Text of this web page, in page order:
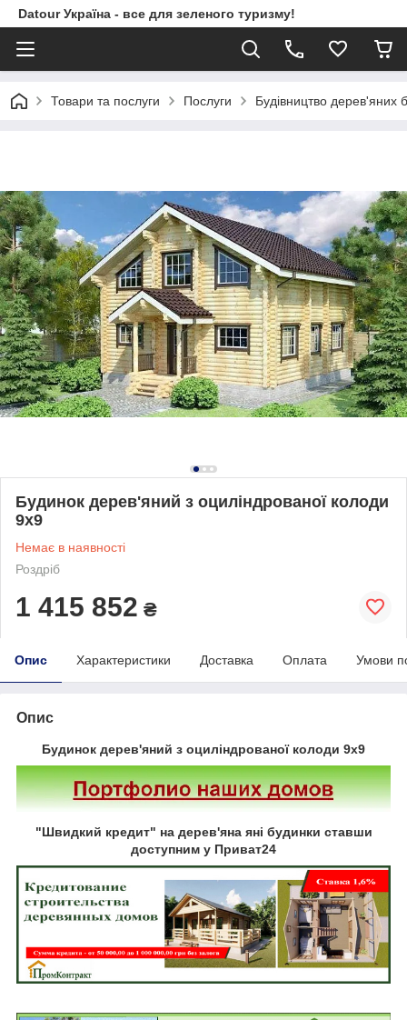
Datour Україна - все для зеленого туризму!
Товари та послуги Послуги Будівництво дерев'яних
Будинок дерев'яний з оциліндрованої колоди
9х9
Немає в наявності
Роздріб
1 415 852 ₴
Опис Характеристики Доставка Оплата Умови
Опис
Будинок дерев'яний з оциліндрованої колоди 9х9
"Швидкий кредит" на дерев'яна яні будинки ставши
доступним у Приват24